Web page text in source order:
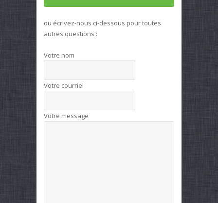
ou écrivez-nous ci-dessous pour toutes
autres questions :
Votre nom
Votre courriel
Votre message